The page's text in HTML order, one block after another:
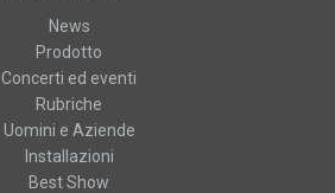
News
Prodotto
Concerti ed eventi
Rubriche
Uomini e Aziende
Installazioni
Best Show